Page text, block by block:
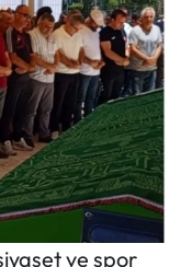
ve spor